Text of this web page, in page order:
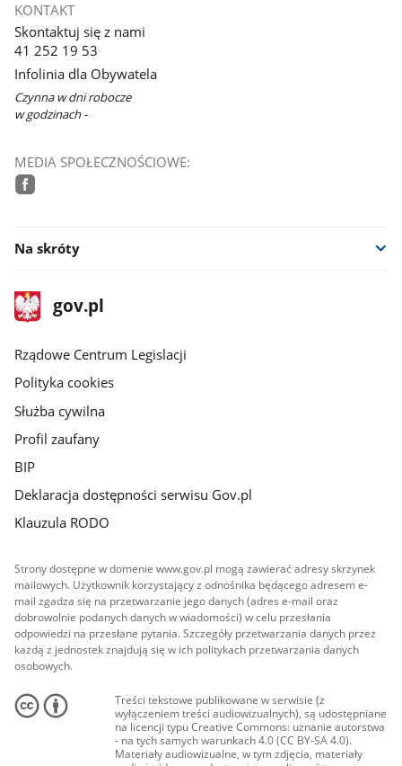
KONTAKT
Skontaktuj się z nami
41 252 19 53
Infolinia dla Obywatela
Czynna w dni robocze
w godzinach -
MEDIA SPOŁECZNOŚCIOWE:
Na skróty
stopka
gov.plStrona
gov.pl
Rządowe Centrum Legislacji
Polityka cookies
Służba cywilna
Profil zaufany
BIP
Deklaracja dostępności serwisu Gov.pl
Klauzula RODO
Strony dostępne w domenie www.gov.pl mogą zawierać adresy skrzynek
mailowych. Użytkownik korzystający z odnośnika będącego adresem e-
mail zgadza się na przetwarzanie jego danych (adres e-mail oraz
dobrowolnie podanych danych w wiadomości) w celu przesłania
odpowiedzi na przesłane pytania. Szczegóły przetwarzania danych przez
każdą z jednostek znajdują się w ich politykach przetwarzania danych
osobowych.
Treści tekstowe publikowane w serwisie (z
wyłączeniem treści audiowizualnych), są udostępniane
na licencji typu Creative Commons: uznanie autorstwa
- na tych samych warunkach 4.0 (CC BY-SA 4.0).
Materiały audiowizualne, w tym zdjęcia, materiały